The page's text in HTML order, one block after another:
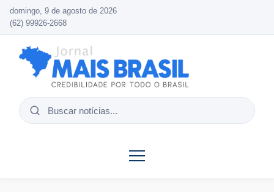
domingo, 9 de agosto de 2026
(62) 99926-2668
Buscar